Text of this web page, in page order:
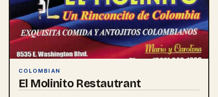
COLOMBIAN
El Molinito Restautrant